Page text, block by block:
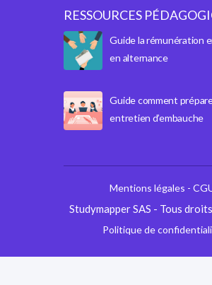
RESSOURCES
Guide la rémunération
en alternance
Guide comment
entretien d’embauche
Mentions légales -
Studymapper SAS - Tous
Politique de